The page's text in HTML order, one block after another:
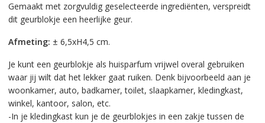
Gemaakt met zorgvuldig geselecteerde ingrediënten, verspreidt
dit geurblokje een heerlijke geur.
Afmeting: ± 6,5xH4,5 cm.
Je kunt een geurblokje als huisparfum vrijwel overal gebruiken
waar jij wilt dat het lekker gaat ruiken. Denk bijvoorbeeld aan je
woonkamer, auto, badkamer, toilet, slaapkamer, kledingkast,
winkel, kantoor, salon, etc.
-In je kledingkast kun je de geurblokjes in een zakje tussen de